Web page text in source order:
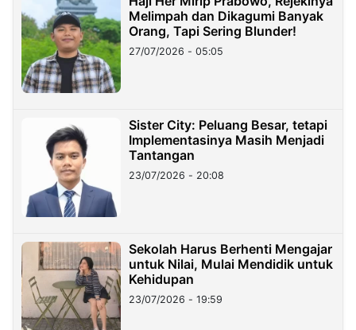
Melimpah dan Dikagumi Banyak
Orang, Tapi Sering Blunder!
27/07/2026 - 05:05
Sister City: Peluang Besar, tetapi
Implementasinya Masih Menjadi
Tantangan
23/07/2026 - 20:08
Sekolah Harus Berhenti Mengajar
untuk Nilai, Mulai Mendidik untuk
Kehidupan
23/07/2026 - 19:59